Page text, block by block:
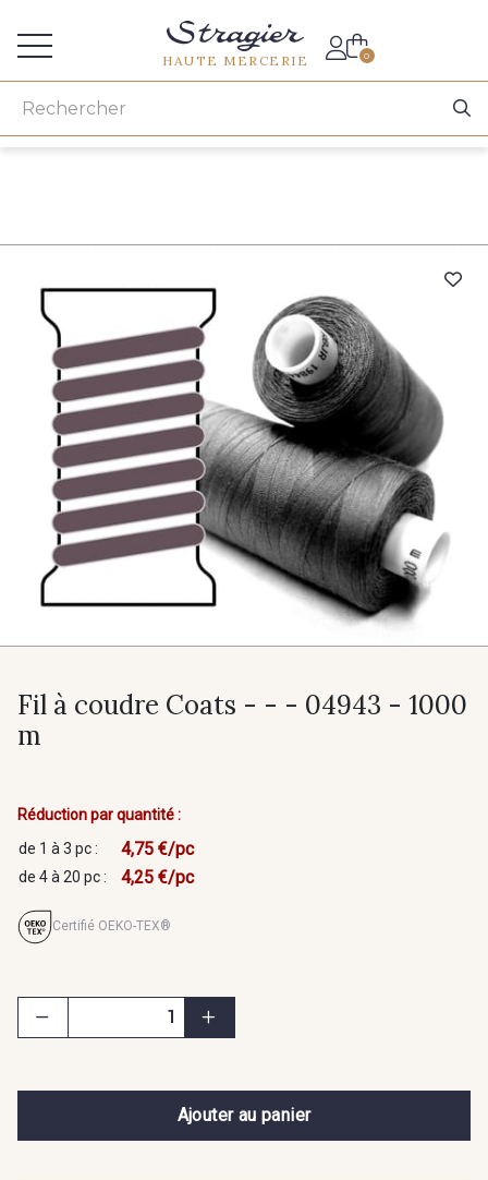
HAUTE MERCERIE 0
Fil à coudre Coats - - - 04943 - 1000
m
Réduction par quantité :
de 1 à 3 pc :
4,75 €/pc
de 4 à 20 pc : 4,25 €/pc
Certifié OEKO-TEX®
Ajouter au panier